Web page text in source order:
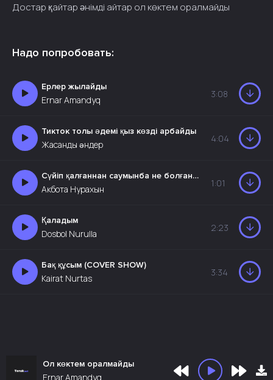
Достар қайтар әнімді айтар ол көктем оралмайды
Надо попробовать:
Ерлер жылайды
Ernar Amandyq
3:08
Тикток толы әдемі қыз көзді арбайды
Жасанды әндер
4:04
Сүйіп қалғаннан саумынба не болған маған
Акбота Нурахын
1:01
Қаладым
Dosbol Nurulla
2:23
Бақ құсым (COVER SHOW)
Kairat Nurtas
3:34
Ол көктем оралмайды
Ernar Amandyq